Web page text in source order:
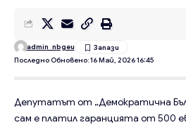
Последно Обновено: 16 Май, 2026 16:45
admin_nbgeu
Депутатът от „Демократична
сам е платил гаранцията от 500